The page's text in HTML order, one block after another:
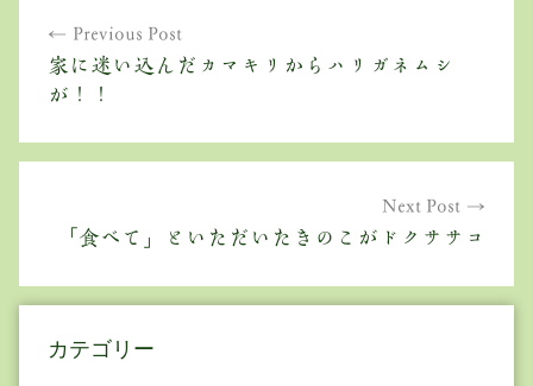
ビ
ョ
Previous Post
家に迷い込んだカマキリからハリガネムシ
が！！
Next Post
「食べて」といただいたきのこがドクササコ
カテゴリー